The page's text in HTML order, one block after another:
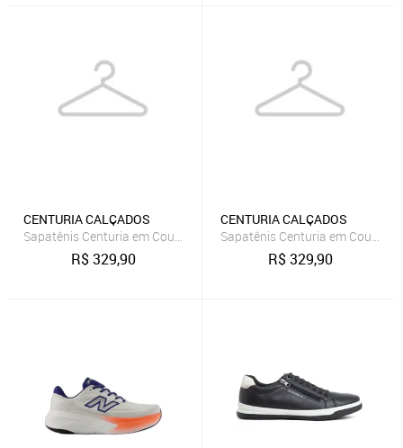
CENTURIA CALÇADOS
Sapatênis Centuria em Couro Tamanho Especial Cru
R$329,90
CENTURIA CALÇADOS
Sapatênis Centuria em Couro
R$329,90